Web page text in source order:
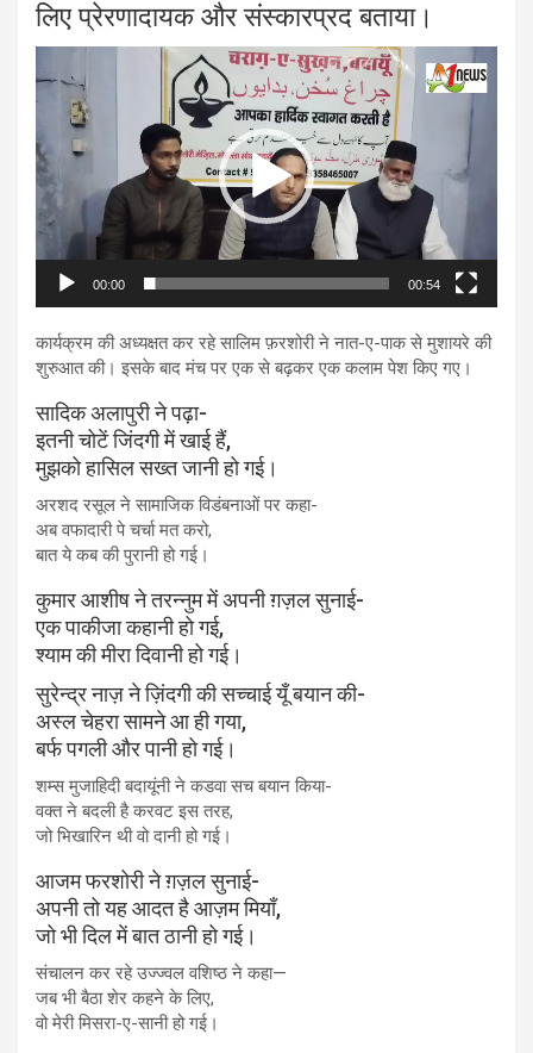
लिए प्रेरणादायक और संस्कारप्रद बताया।
Player
00:00 00:54
कार्यक्रम की अध्यक्षत कर रहे सालिम फ़रशोरी ने नात-ए-पाक से मुशायरे की
शुरुआत की। इसके बाद मंच पर एक से बढ़कर एक कलाम पेश किए गए।
सादिक अलापुरी ने पढ़ा-
इतनी चोटें जिंदगी में खाई हैं,
मुझको हासिल सख्त जानी हो गई।
अरशद रसूल ने सामाजिक विडंबनाओं पर कहा-
अब वफादारी पे चर्चा मत करो,
बात ये कब की पुरानी हो गई।
कुमार आशीष ने तरन्नुम में अपनी ग़ज़ल सुनाई-
एक पाकीजा कहानी हो गई,
श्याम की मीरा दिवानी हो गई।
सुरेन्द्र नाज़ ने ज़िंदगी की सच्चाई यूँ बयान की-
अस्ल चेहरा सामने आ ही गया,
बर्फ पगली और पानी हो गई।
शम्स मुजाहिदी बदायूंनी ने कडवा सच बयान किया-
वक्त ने बदली है करवट इस तरह,
जो भिखारिन थी वो दानी हो गई।
आजम फरशोरी ने ग़ज़ल सुनाई-
अपनी तो यह आदत है आज़म मियाँ,
जो भी दिल में बात ठानी हो गई।
संचालन कर रहे उज्ज्वल वशिष्ठ ने कहा—
जब भी बैठा शेर कहने के लिए,
वो मेरी मिसरा-ए-सानी हो गई।